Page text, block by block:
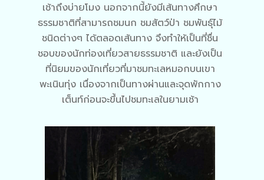
เช้าถึงบ่ายโมง นอกจากนี้ยังมีเส้นทางศึกษา
ธรรมชาติที่สามารถชมนก ชมสัตว์ป่า ชมพันธุ์ไม้
ชนิดต่างๆ ได้ตลอดเส้นทาง จึงทำให้เป็นที่ชื่น
ชอบของนักท่องเที่ยวสายธรรมชาติ และยังเป็น
ที่นิยมของนักเที่ยวที่มาชมทะเลหมอกบนเขา
พะเนินทุ่ง เนื่องจากเป็นทางผ่านและจุดพักกาง
เต็นท์ก่อนจะขึ้นไปชมทะเลในยามเช้า